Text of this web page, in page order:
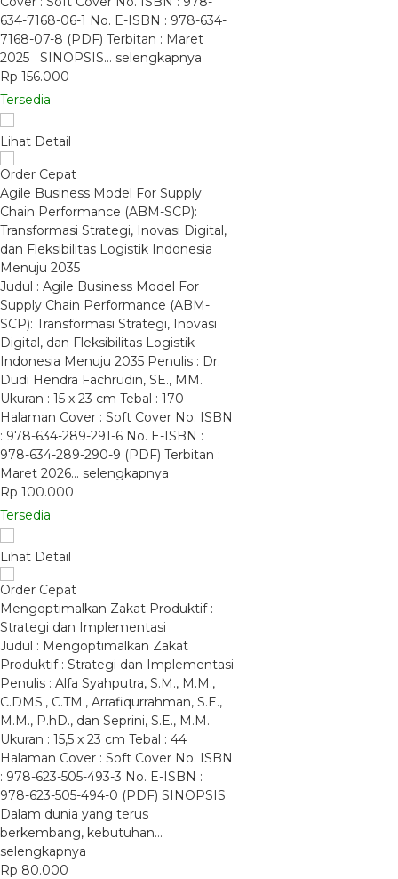
634-7168-06-1 No. E-ISBN : 978-634-
7168-07-8 (PDF) Terbitan : Maret
2025 SINOPSIS… selengkapnya
Rp 156.000
Tersedia
Lihat Detail
Order Cepat
Agile Business Model For Supply
Chain Performance (ABM-SCP):
Transformasi Strategi, Inovasi Digital,
dan Fleksibilitas Logistik Indonesia
Menuju 2035
Judul : Agile Business Model For
Supply Chain Performance (ABM-
SCP): Transformasi Strategi, Inovasi
Digital, dan Fleksibilitas Logistik
Indonesia Menuju 2035 Penulis : Dr.
Dudi Hendra Fachrudin, SE., MM.
Ukuran : 15 x 23 cm Tebal : 170
Halaman Cover : Soft Cover No. ISBN
: 978-634-289-291-6 No. E-ISBN :
978-634-289-290-9 (PDF) Terbitan :
Maret 2026… selengkapnya
Rp 100.000
Tersedia
Lihat Detail
Order Cepat
Mengoptimalkan Zakat Produktif :
Strategi dan Implementasi
Judul : Mengoptimalkan Zakat
Produktif : Strategi dan Implementasi
Penulis : Alfa Syahputra, S.M., M.M.,
C.DMS., C.TM., Arrafiqurrahman, S.E.,
M.M., P.hD., dan Seprini, S.E., M.M.
Ukuran : 15,5 x 23 cm Tebal : 44
Halaman Cover : Soft Cover No. ISBN
: 978-623-505-493-3 No. E-ISBN :
978-623-505-494-0 (PDF) SINOPSIS
Dalam dunia yang terus
berkembang, kebutuhan…
selengkapnya
Rp 80.000